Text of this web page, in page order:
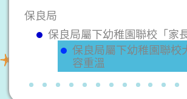
保良局
保良局屬下幼稚園聯校「家
保良局屬下幼稚園聯校
容重溫